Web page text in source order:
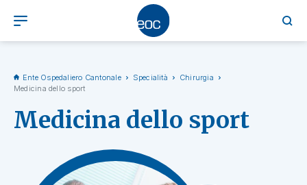
Ente Ospedaliero Cantonale Specialità
Chirurgia
Medicina dello sport
Medicina dello sport